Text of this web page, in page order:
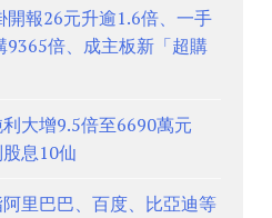
開報26元升逾1.6倍、一手
倍、成主板新「超購
大增9.5倍至6690萬元
息10仙
里巴巴、百度、比亞迪等